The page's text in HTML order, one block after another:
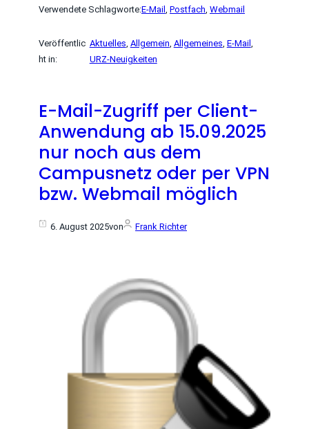
Verwendete Schlagworte:E-Mail Postfach Webmail
Veröffentlic
ht in:
Aktuelles Allgemein Allgemeines E-Mail
URZ-Neuigkeiten
E-Mail-Zugriff per Client-
Anwendung ab 15.09.2025
nur noch aus dem
Campusnetz oder per VPN
bzw. Webmail möglich
6. August 2025von Frank Richter